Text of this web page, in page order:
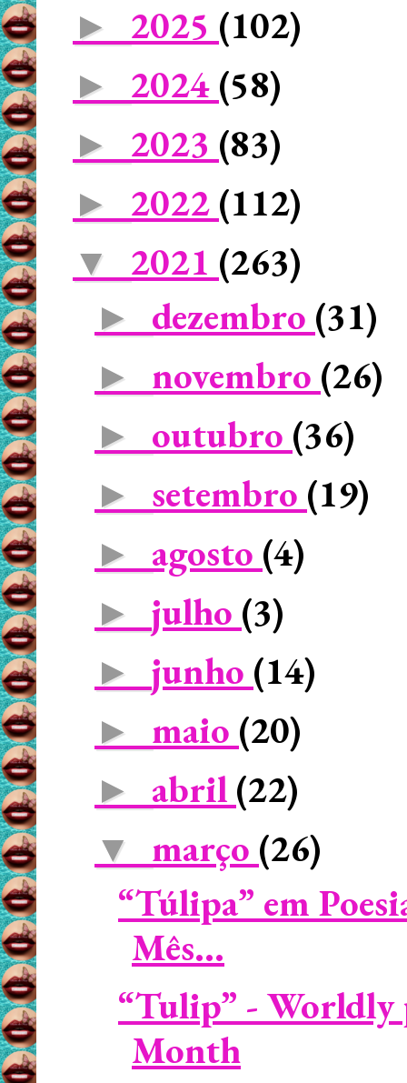
► 2025 (102)
► 2024 (58)
► 2023 (83)
► 2022 (112)
▼ 2021 (263)
► dezembro (31)
► novembro (26)
► outubro (36)
► setembro (19)
► agosto (4)
► julho (3)
► junho (14)
► maio (20)
► abril (22)
▼ março (26)
“Túlipa” em
Mês...
“Tulip” -
Month